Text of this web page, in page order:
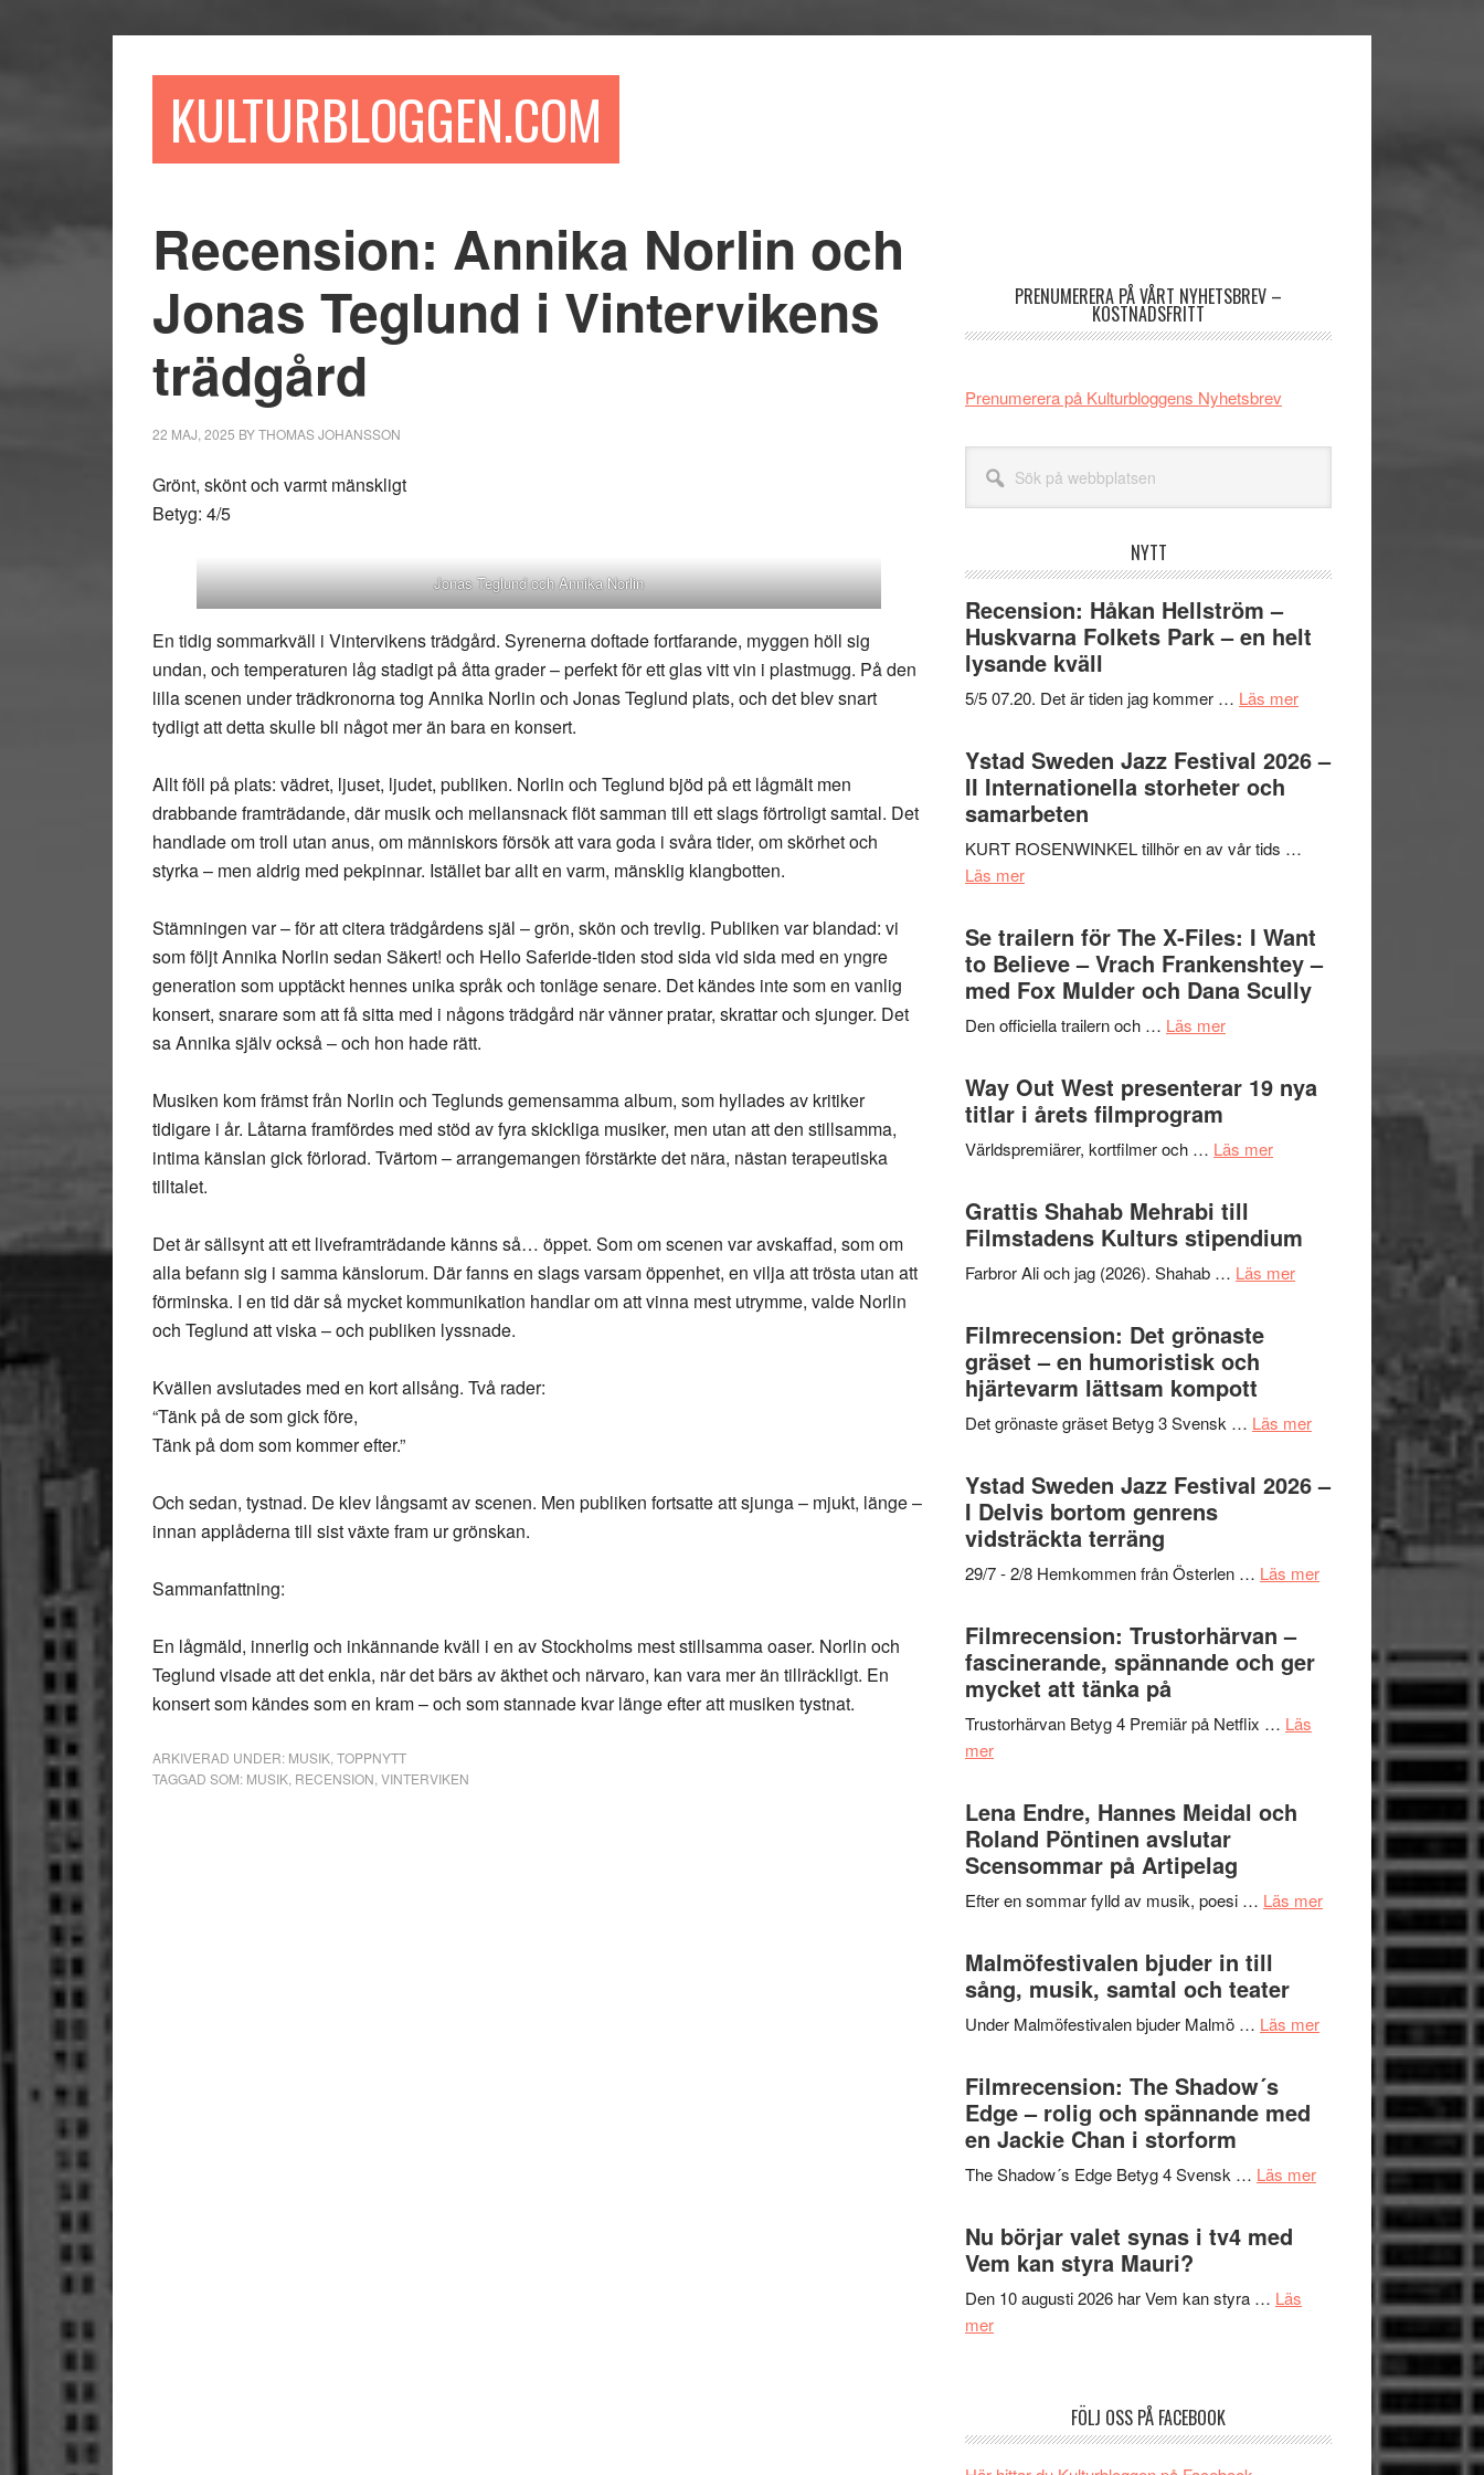
KULTURBLOGGEN.COM
Recension: Annika Norlin och
Jonas Teglund i Vintervikens
trädgård
22 MAJ, 2025 BYTHOMAS JOHANSSON
Grönt, skönt och varmt mänskligt
Betyg: 4/5
Jonas Teglund och Annika Norlin
En tidig sommarkväll i Vintervikens trädgård. Syrenerna doftade fortfarande, myggen höll sig
undan, och temperaturen låg stadigt på åtta grader – perfekt för ett glas vitt vin i plastmugg. På den
lilla scenen under trädkronorna tog Annika Norlin och Jonas Teglund plats, och det blev snart
tydligt att detta skulle bli något mer än bara en konsert.
Allt föll på plats: vädret, ljuset, ljudet, publiken. Norlin och Teglund bjöd på ett lågmält men
drabbande framträdande, där musik och mellansnack flöt samman till ett slags förtroligt samtal. Det
handlade om troll utan anus, om människors försök att vara goda i svåra tider, om skörhet och
styrka – men aldrig med pekpinnar. Istället bar allt en varm, mänsklig klangbotten.
Stämningen var – för att citera trädgårdens själ – grön, skön och trevlig. Publiken var blandad: vi
som följt Annika Norlin sedan Säkert! och Hello Saferide-tiden stod sida vid sida med en yngre
generation som upptäckt hennes unika språk och tonläge senare. Det kändes inte som en vanlig
konsert, snarare som att få sitta med i någons trädgård när vänner pratar, skrattar och sjunger. Det
sa Annika själv också – och hon hade rätt.
Musiken kom främst från Norlin och Teglunds gemensamma album, som hyllades av kritiker
tidigare i år. Låtarna framfördes med stöd av fyra skickliga musiker, men utan att den stillsamma,
intima känslan gick förlorad. Tvärtom – arrangemangen förstärkte det nära, nästan terapeutiska
tilltalet.
Det är sällsynt att ett liveframträdande känns så… öppet. Som om scenen var avskaffad, som om
alla befann sig i samma känslorum. Där fanns en slags varsam öppenhet, en vilja att trösta utan att
förminska. I en tid där så mycket kommunikation handlar om att vinna mest utrymme, valde Norlin
och Teglund att viska – och publiken lyssnade.
Kvällen avslutades med en kort allsång. Två rader:
“Tänk på de som gick före,
Tänk på dom som kommer efter.”
Och sedan, tystnad. De klev långsamt av scenen. Men publiken fortsatte att sjunga – mjukt, länge –
innan applåderna till sist växte fram ur grönskan.
Sammanfattning:
En lågmäld, innerlig och inkännande kväll i en av Stockholms mest stillsamma oaser. Norlin och
Teglund visade att det enkla, när det bärs av äkthet och närvaro, kan vara mer än tillräckligt. En
konsert som kändes som en kram – och som stannade kvar länge efter att musiken tystnat.
ARKIVERAD UNDER: MUSIK TOPPNYTT
TAGGAD SOM: MUSIK RECENSION VINTERVIKEN
PRENUMERERA PÅ VÅRT NYHETSBREV –
KOSTNADSFRITT
Prenumerera på Kulturbloggens Nyhetsbrev
webbplatsen
NYTT
Recension: Håkan Hellström –
Huskvarna Folkets Park – en helt
lysande kväll
5/5 07.20. Det är tiden jag kommer … Läs merom
Håkan
Hellström
Folkets
en
helt
lysande
Ystad Sweden Jazz Festival 2026 –
II Internationella storheter och
samarbeten
KURT ROSENWINKEL tillhör en av vår tids …
Läs merom
Sweden
Jazz
Festival
2026
–
Internationella
storheter
och
samarbeten
Se trailern för The X-Files: I Want
to Believe – Vrach Frankenshtey –
med Fox Mulder och Dana Scully
Den officiella trailern och … Läs merom
trailern
för
X-
I
Want
to
Believe
Vrach
Frankenshtey
–
med
Mulder
och
Way Out West presenterar 19 nya
titlar i årets filmprogram
Världspremiärer, kortfilmer och … Läs merom
presenterar
19
Grattis Shahab Mehrabi till
Filmstadens Kulturs stipendium
Farbror Ali och jag (2026). Shahab … Läs merom
Kulturs
Filmrecension: Det grönaste
gräset – en humoristisk och
hjärtevarm lättsam kompott
Det grönaste gräset Betyg 3 Svensk … Läs merom
en
hjärtevarm
Ystad Sweden Jazz Festival 2026 –
I Delvis bortom genrens
vidsträckta terräng
29/7 - 2/8 Hemkommen från Österlen … Läs merom
Festival
genrens
vidsträckta
Filmrecension: Trustorhärvan –
fascinerande, spännande och ger
mycket att tänka på
Trustorhärvan Betyg 4 Premiär på Netflix … Läs
merom
Trustorhärvan
–
fascinerande,
spännande
och
mycket
att
tänka
Lena Endre, Hannes Meidal och
Roland Pöntinen avslutar
Scensommar på Artipelag
Efter en sommar fylld av musik, poesi … Läs merom
Hannes
Roland
Pöntinen
Scensommar
Artipelag
Malmöfestivalen bjuder in till
sång, musik, samtal och teater
Under Malmöfestivalen bjuder Malmö … Läs merom
Malmöfestivalen
Filmrecension: The Shadow´s
Edge – rolig och spännande med
en Jackie Chan i storform
The Shadow´s Edge Betyg 4 Svensk … Läs merom
Filmrecension:
spännande
med
Nu börjar valet synas i tv4 med
Vem kan styra Mauri?
Den 10 augusti 2026 har Vem kan styra … Läs
merom
FÖLJ OSS PÅ FACEBOOK